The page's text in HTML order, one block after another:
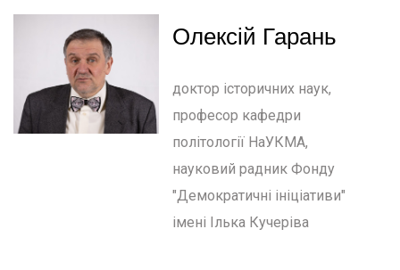
Олексій Гарань
доктор історичних наук,
професор кафедри
політології НаУКМА,
науковий радник Фонду
"Демократичні ініціативи"
імені Ілька Кучеріва